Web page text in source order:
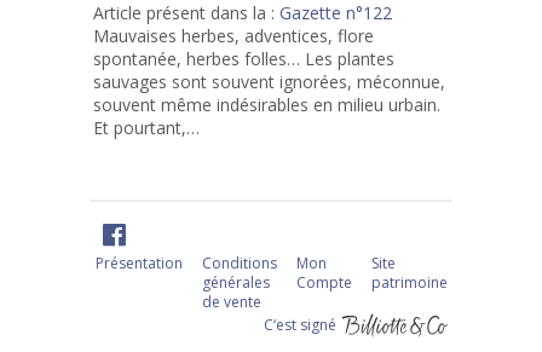
Article présent dans la : Gazette n°122
Mauvaises herbes, adventices, flore
spontanée, herbes folles… Les plantes
sauvages sont souvent ignorées, méconnue,
souvent même indésirables en milieu urbain.
Et pourtant,…
Présentation
Conditions
générales
de vente
Mon
Compte
Site
patrimoine
C‘est signé